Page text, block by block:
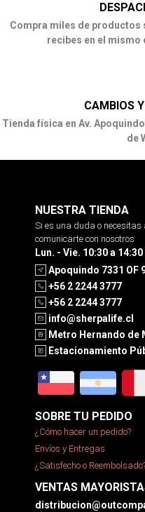
Compra miles de
recibes en el mismo
CAMBIOS
Tienda física en Av.
de
NUESTRA TIENDA
Si es una duda o
comunicarte con nosotros
Lun. - Vie. 10:30 a
Apoquindo 7331 OF
+56 2 2244 3777
+56 2 2244 3777
info@sherpalife.cl
Metro Hernando de
Estacionamiento
SOBRE TU PEDIDO
¿Cómo hacer un pedido?
Envíos y Entregas
¿Satisfecho o
VENTAS